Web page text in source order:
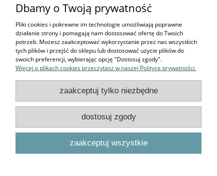
Zaczynamy kolekcjonerska przygodę
16-04-2026 , Stworek
Jak zacząć kolekcjonować
figurki? Przewodnik dla
przyszłych bohaterów
Podstawowe informacje
O NAS
Dbamy o Twoją prywatność
Pliki cookies i pokrewne im technologie umożliwiają poprawne
działanie strony i pomagają nam dostosować ofertę do Twoich
potrzeb. Możesz zaakceptować wykorzystanie przez nas wszystkich
tych plików i przejść do sklepu lub dostosować użycie plików do
swoich preferencji, wybierając opcję "Dostosuj zgody".
Więcej o plikach cookies przeczytasz w naszej Polityce prywatności.
zaakceptuj tylko niezbędne
dostosuj zgody
zaakceptuj wszystkie